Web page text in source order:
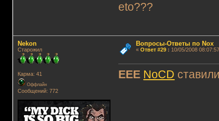
eto???
Nekon
Старожил
Карма: 41
Оффлайн
Сообщений: 772
Вопросы-Ответы по Nox
« Ответ #29: 10/05/2008
EEE NoCD